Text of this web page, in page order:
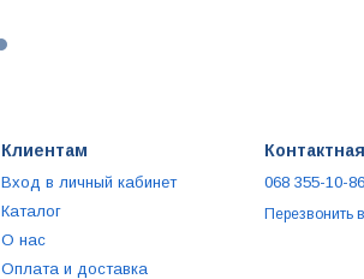
Клиентам
Вход в личный кабинет
Каталог
О нас
Оплата и доставка
068 355-10-86
Перезвонить